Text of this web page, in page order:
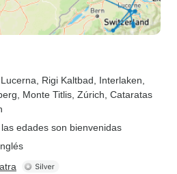
, Lucerna , Rigi Kaltbad , Interlaken
, Monte Titlis , Zúrich , Cataratas
las edades son bienvenidas